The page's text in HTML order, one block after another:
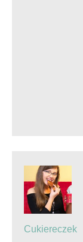
Cukiereczek